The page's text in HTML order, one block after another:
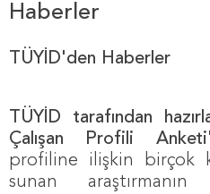
Haberler
TÜYİD'den Haberler
TÜYİD tarafından
Çalışan Profili Anketi'
profiline ilişkin birçok
sunan araştırmanın